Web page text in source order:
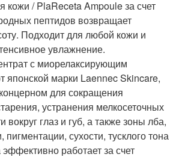
кожи / PlaReceta Ampoule за счет
пептидов возвращает
Подходит для любой кожи и
увлажнение.
с миорелаксирующим
японской марки Laennec Skincare,
для сокращения
устранения мелкосеточных
вокруг глаз и губ, а также зоны лба,
сухости, тусклого тона
работает за счет